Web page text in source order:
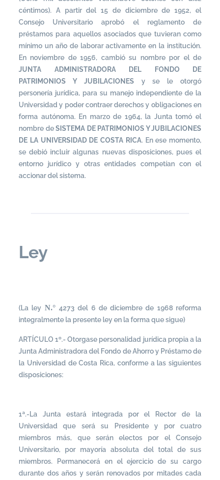
céntimos). A partir del 15 de diciembre de 1952, el
Consejo Universitario aprobó el reglamento de
préstamos para aquellos asociados que tuvieran como
mínimo un año de laborar activamente en la institución.
En noviembre de 1956, cambió su nombre por el de
JUNTA ADMINISTRADORA DEL FONDO DE
PATRIMONIOS Y JUBILACIONES y se le otorgó
personería jurídica, para su manejo independiente de la
Universidad y poder contraer derechos y obligaciones en
forma autónoma. En marzo de 1964, la Junta tomó el
nombre deSISTEMA DE PATRIMONIOS Y JUBILACIONES
DE LA UNIVERSIDAD DE COSTA RICA. En ese momento,
se debió incluir algunas nuevas disposiciones, pues el
entorno jurídico y otras entidades competían con el
accionar del sistema.
Ley
(La ley N.° 4273 del 6 de diciembre de 1968 reforma
integralmente la presente ley en la forma que sigue)
ARTÍCULO 1º.- Otorgase personalidad jurídica propia a la
Junta Administradora del Fondo de Ahorro y Préstamo de
la Universidad de Costa Rica, conforme a las siguientes
disposiciones:
1ª.-La Junta estará integrada por el Rector de la
Universidad que será su Presidente y por cuatro
miembros más, que serán electos por el Consejo
Universitario, por mayoría absoluta del total de sus
miembros. Permanecerá en el ejercicio de su cargo
durante dos años y serán renovados por mitades cada